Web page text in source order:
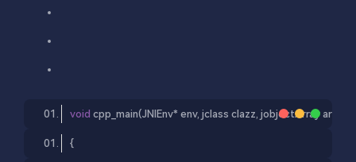
void cpp_main(JNIEnv* env, jclass clazz jobjectArray args
{